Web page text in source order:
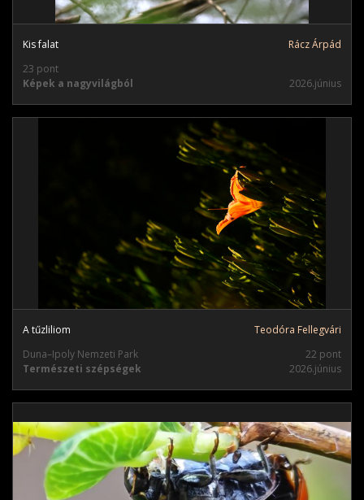
Kis falat
Rácz Árpád
23 pont
Képek a nagyvilágból
2026.június
A tűzliliom
Teodóra Fellegvári
Duna–Ipoly Nemzeti Park
22 pont
Természeti szépségek
2026.június